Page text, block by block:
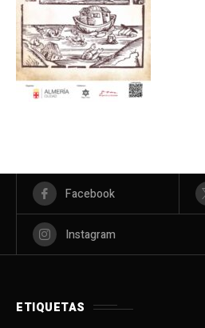
Facebook
Instagram
ETIQUETAS